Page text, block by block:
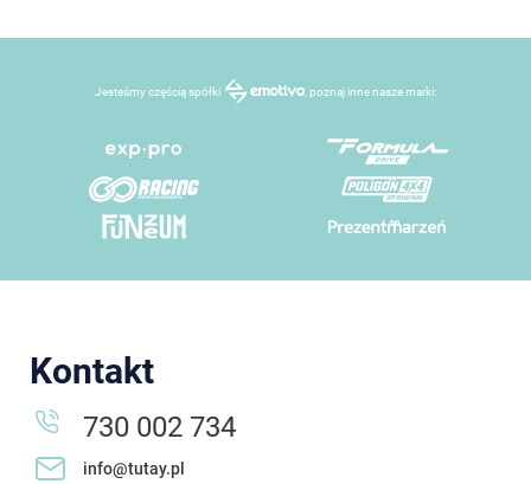
Jesteśmy częścią spółki , poznaj inne nasze marki:
Kontakt
730 002 734
info@tutay.pl